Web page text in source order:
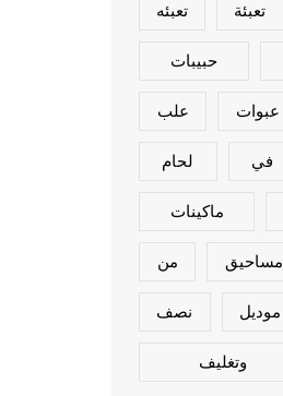
تعبئة تعبئه
حبيبات
عبوات علب
في لحام
ماكينات
مساحيق من
موديل نصف
وتغليف